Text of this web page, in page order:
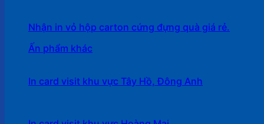
Nhận in vỏ hộp carton cứng đựng quà giá rẻ.
Ấn phẩm khác
In card visit khu vực Tây Hồ, Đông Anh